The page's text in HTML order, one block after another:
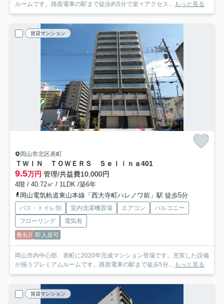
ルームです。路面電車の駅まで徒歩約5分で楽々アクセス... もっと見る
賃貸マンション
岡山市北区表町
ＴＷＩＮ ＴＯＷＥＲＳ Ｓｅｌｉｎａ401
9.5万円 管理/共益費10,000円
4階 / 40.72㎡ / 1LDK /築6年
岡山電気軌道東山本線「西大寺町ハレノワ前」駅 徒歩5分
バス・トイレ別 室内洗濯機置場 エアコン
バルコニー
フローリング
電気有
敷礼0 即入居可
岡山市内中心部、表町に2020年完成マンション登場です。充実した設備
が揃うプレミアムルームです。路面電車の駅まで徒歩5分... もっと見る
賃貸マンション